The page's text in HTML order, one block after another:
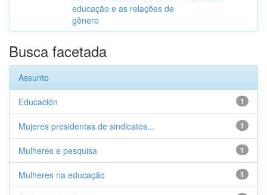
educação e as relações de
gênero
Busca facetada
Assunto
1
Educación
1
Mujeres presidentas de sindicatos...
1
Mulheres e pesquisa
1
Mulheres na educação